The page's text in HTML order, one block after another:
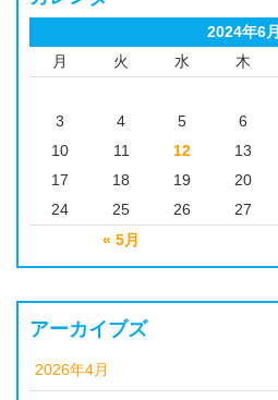
2024年6月
月
火 水 木
« 5月
3
4 5 6
10
11 12 13
17
18 19 20
24
25 26 27
アーカイブズ
2026年4月